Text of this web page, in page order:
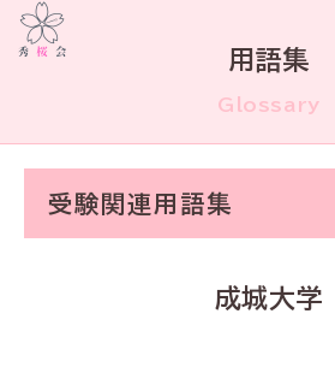
用語集
Glossary
受験関連用語集
成城大学